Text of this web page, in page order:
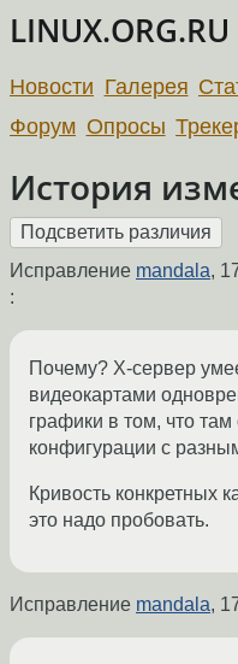
LINUX.ORG.RU
Новости Галерея
Форум Опросы
История
Исправление mandala,
:
Почему? Х-сервер
видеокартами
графики в том, что
конфигурации с
Кривость конкретных
это надо пробовать.
Исправление mandala,